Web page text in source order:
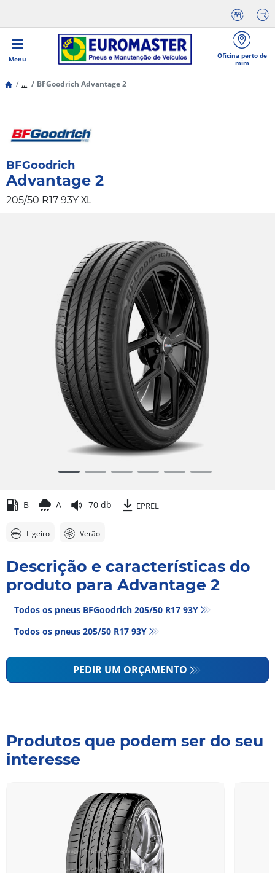
Menu
Oficina perto de
mim
... BFGoodrich Advantage 2
BFGoodrich
Advantage 2
205/50 R17 93Y XL
6B A 70 db EPREL
Ligeiro Verão
Descrição e características do
produto para Advantage 2
Todos os pneus BFGoodrich 205/50 R17 93Y
Todos os pneus‎ 205/50 R17 93Y
PEDIR UM ORÇAMENTO
Produtos que podem ser do seu
interesse